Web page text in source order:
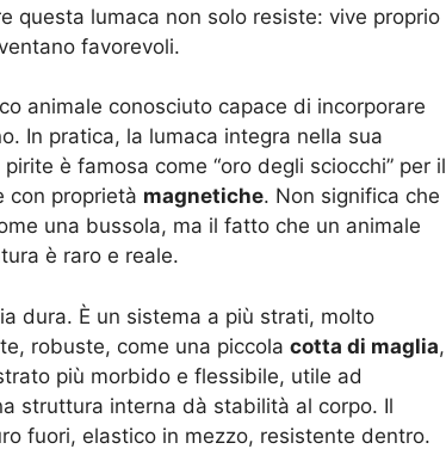
questa lumaca non solo resiste: vive proprio
favorevoli.
animale conosciuto capace di incorporare
In pratica, la lumaca integra nella sua
pirite è famosa come “oro degli sciocchi” per il
con proprietà magnetiche. Non significa che
una bussola, ma il fatto che un animale
è raro e reale.
dura. È un sistema a più strati, molto
robuste, come una piccola cotta di maglia,
più morbido e flessibile, utile ad
struttura interna dà stabilità al corpo. Il
fuori, elastico in mezzo, resistente dentro.